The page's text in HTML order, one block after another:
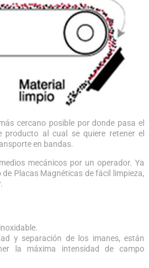
cercano posible por donde pasa el
al cual se quiere retener el
en bandas.
mecánicos por un operador. Ya
Placas Magnéticas de fácil limpieza,
y separación de los imanes, están
la máxima intensidad de campo